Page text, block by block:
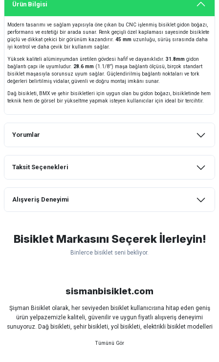
Ürün Bilgisi
Modern tasarımı ve sağlam yapısıyla öne çıkan bu CNC işlenmiş bisiklet gidon boğazı,
performans ve estetiği bir arada sunar. Renk geçişli özel kaplaması sayesinde bisiklete
güçlü ve dikkat çekici bir görünüm kazandırır. 45 mm uzunluğu, sürüş sırasında daha
iyi kontrol ve daha çevik bir kullanım sağlar.
Yüksek kaliteli alüminyumdan üretilen gövdesi hafif ve dayanıklıdır. 31.8mm gidon
bağlantı çapı ile uyumludur. 28.6 mm (1.1/8”) maşa bağlantı ölçüsü, birçok standart
bisiklet maşasıyla sorunsuz uyum sağlar. Güçlendirilmiş bağlantı noktaları ve tork
değerleri belirtilmiş vidalar, güvenli ve doğru montaj imkânı sunar.
Dağ bisikleti, BMX ve şehir bisikletleri için uygun olan bu gidon boğazı, bisikletinde hem
teknik hem de görsel bir yükseltme yapmak isteyen kullanıcılar için ideal bir tercihtir.
Yorumlar
Taksit Seçenekleri
Alışveriş Deneyimi
lastik yanak kısmından 3cm yarıldı ama
normal sürüşe uygun
Bahriye Akay Tan | 21/07/2026
Siparişim problemsiz geldi teşekkürler.
Bisiklet Markasını Seçerek İlerleyin!
Binlerce bisiklet seni bekliyor.
sismanbisiklet.com
Şişman Bisiklet olarak, her seviyeden bisiklet kullanıcısına hitap eden geniş
ürün yelpazemizle kaliteli, güvenilir ve uygun fiyatlı alışveriş deneyimi
sunuyoruz. Dağ bisikleti, şehir bisikleti, yol bisikleti, elektrikli bisiklet modelleri
Sürüş keyfinizi artırmak için dünyanın önde gelen markalarına ait bisiklet